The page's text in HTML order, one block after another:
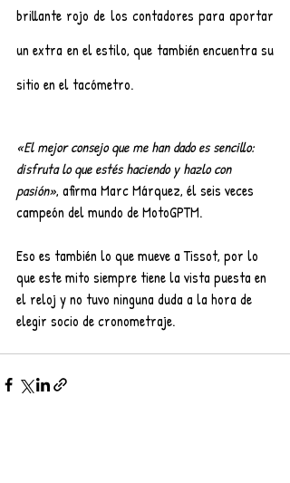
brillante rojo de los contadores para aportar
un extra en el estilo, que también encuentra su
sitio en el tacómetro.
«El mejor consejo que me han dado es sencillo:
disfruta lo que estés haciendo y hazlo con
pasión», afirma Marc Márquez, él seis veces
campeón del mundo de MotoGPTM.
Eso es también lo que mueve a Tissot, por lo
que este mito siempre tiene la vista puesta en
el reloj y no tuvo ninguna duda a la hora de
elegir socio de cronometraje.